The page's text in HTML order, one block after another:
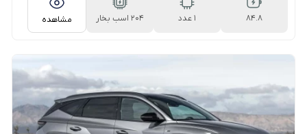
۸۴.۸
1 عدد 204 اسب بخار مشاهده